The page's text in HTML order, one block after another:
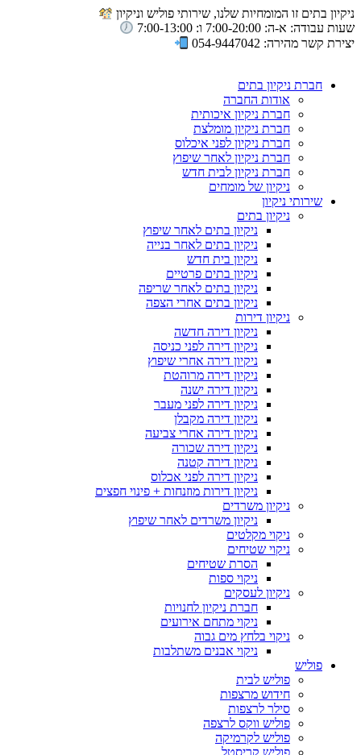
ניקיון בתים זו המומחיות שלנו, שירותי פוליש וניקיון
שעות עבודה: א-ה: 7:00-20:00 ו: 7:00-13:00
יצירת קשר מהירה: 054-9447042
חברת ניקיון בתים
אודות החברה
חברת ניקיון איכותית
חברת ניקיון מומלצת
חברת ניקיון לפני איכלוס
חברת ניקיון לאחר שיפוץ
חברת ניקיון לבית חדש
ניקיון של מומחים
שירותי ניקיון
ניקיון בתים
ניקיון בתים לאחר שיפוץ
ניקיון בתים לאחר בנייה
ניקיון בית חדש
ניקיון בתים פרטיים
ניקיון בתים לאחר שריפה
ניקיון בתים אחרי הצפה
ניקיון דירות
ניקיון דירה חדשה
ניקיון דירה לפני כניסה
ניקיון דירה אחרי שיפוץ
ניקיון דירה מרוהטת
ניקיון דירה ישנה
ניקיון דירה לפני מעבר
ניקיון דירה מקבלן
ניקיון דירה אחרי צביעה
ניקיון דירה שכורה
ניקיון דירה קטנה
ניקיון דירה לפני אכלוס
ניקיון דירות מוזנחות + פינוי חפצים
ניקיון משרדים
ניקיון משרדים לאחר שיפוץ
ניקוי מקלטים
ניקוי שטיחים
הסרת שטיחים
ניקוי ספות
ניקיון לעסקים
חברת ניקיון לחנויות
ניקוי מתחם אירועים
ניקוי בלחץ מים גבוה
ניקוי אבנים משתלבות
פוליש
פוליש לבית
חידוש מרצפות
סילר לרצפות
פוליש ווקס לרצפה
פוליש לקרמיקה